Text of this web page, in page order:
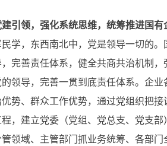
引领，强化系统思维，统筹推进国有
，东西南北中，党是领导一切的。
完善责任体系，健全共商共治机制
导，完善一贯到底责任体系。企业
势、群众工作优势，通过党组织把
程，建立党委（党组、党总支、党支
领域、主管部门抓业务统筹、各部